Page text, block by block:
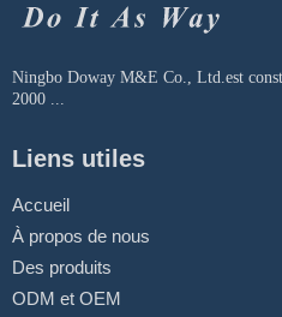
Ningbo Doway M&E Co., Ltd.est
2000 ...
Liens utiles
Accueil
À propos de nous
Des produits
ODM et OEM